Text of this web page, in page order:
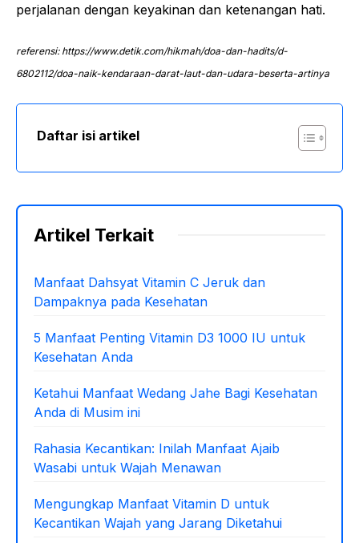
perjalanan dengan keyakinan dan ketenangan hati.
referensi: https://www.detik.com/hikmah/doa-dan-hadits/d-
6802112/doa-naik-kendaraan-darat-laut-dan-udara-beserta-artinya
Daftar isi artikel
Artikel Terkait
Manfaat Dahsyat Vitamin C Jeruk dan
Dampaknya pada Kesehatan
5 Manfaat Penting Vitamin D3 1000 IU untuk
Kesehatan Anda
Ketahui Manfaat Wedang Jahe Bagi Kesehatan
Anda di Musim ini
Rahasia Kecantikan: Inilah Manfaat Ajaib
Wasabi untuk Wajah Menawan
Mengungkap Manfaat Vitamin D untuk
Kecantikan Wajah yang Jarang Diketahui